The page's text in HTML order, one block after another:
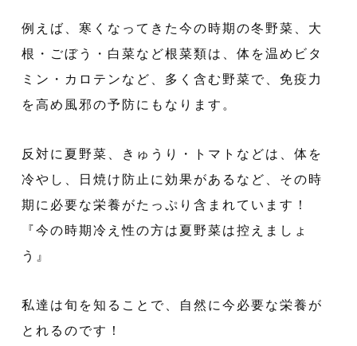
例えば、寒くなってきた今の時期の冬野菜、大
根・ごぼう・白菜など根菜類は、体を温めビタ
ミン・カロテンなど、多く含む野菜で、免疫力
を高め風邪の予防にもなります。
反対に夏野菜、きゅうり・トマトなどは、体を
冷やし、日焼け防止に効果があるなど、その時
期に必要な栄養がたっぷり含まれています！
『今の時期冷え性の方は夏野菜は控えましょ
う』
私達は旬を知ることで、自然に今必要な栄養が
とれるのです！